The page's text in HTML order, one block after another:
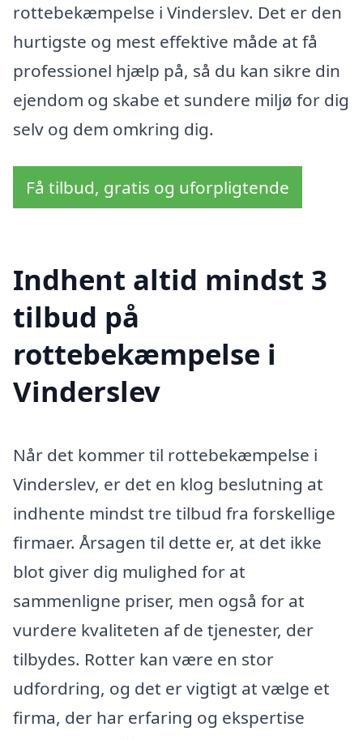
rottebekæmpelse i Vinderslev. Det er den
hurtigste og mest effektive måde at få
professionel hjælp på, så du kan sikre din
ejendom og skabe et sundere miljø for dig
selv og dem omkring dig.
Få tilbud, gratis og uforpligtende
Indhent altid mindst 3
tilbud på
rottebekæmpelse i
Vinderslev
Når det kommer til rottebekæmpelse i
Vinderslev, er det en klog beslutning at
indhente mindst tre tilbud fra forskellige
firmaer. Årsagen til dette er, at det ikke
blot giver dig mulighed for at
sammenligne priser, men også for at
vurdere kvaliteten af de tjenester, der
tilbydes. Rotter kan være en stor
udfordring, og det er vigtigt at vælge et
firma, der har erfaring og ekspertise